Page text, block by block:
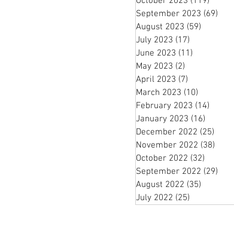
September 2023 (69)
August 2023 (59)
July 2023 (17)
June 2023 (11)
May 2023 (2)
April 2023 (7)
March 2023 (10)
February 2023 (14)
January 2023 (16)
December 2022 (25)
November 2022 (38)
October 2022 (32)
September 2022 (29)
August 2022 (35)
July 2022 (25)